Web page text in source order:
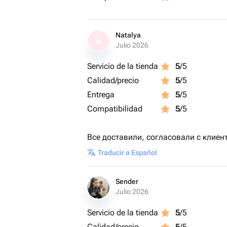
Natalya
Julio 2026
Servicio de la tienda 5/5
Calidad/precio
5/5
Entrega
5/5
Compatibilidad
5/5
Все доставили, согласовали с
Traducir a Español
Sender
Julio 2026
Servicio de la tienda 5/5